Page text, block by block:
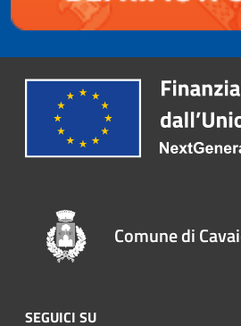
Comune di
SEGUICI SU